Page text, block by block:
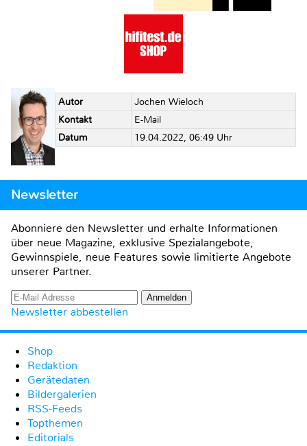
Autor
Jochen Wieloch
Kontakt
E-Mail
Datum
19.04.2022, 06:49 Uhr
Newsletter
Abonniere den Newsletter und erhalte Informationen
über neue Magazine, exklusive Spezialangebote,
Gewinnspiele, neue Features sowie limitierte Angebote
unserer Partner.
Newsletter abbestellen
Shop
Redaktion
Gerätedaten
Bildergalerien
RSS-Feeds
Topthemen
Editorials